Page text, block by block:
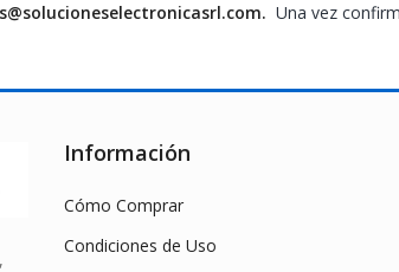
Una vez
Información
Cómo Comprar
Condiciones de Uso